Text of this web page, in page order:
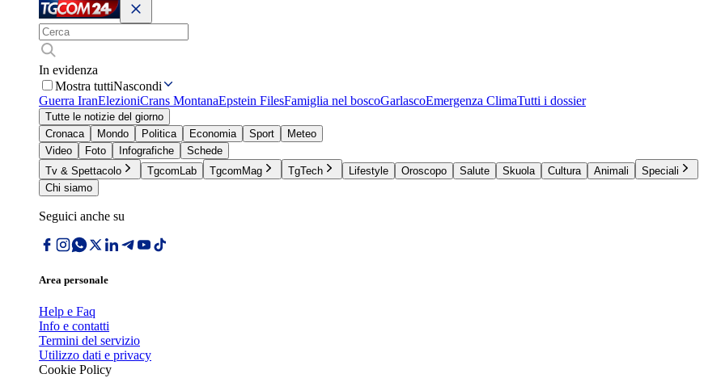
In evidenza
Mostra tuttiNascondi
Guerra IranElezioniCrans MontanaEpstein FilesFamiglia nel boscoGarlascoEmergenza ClimaTutti i dossier
Tutte le notizie del giorno
Cronaca
Mondo Politica Economia Sport
Meteo
Video
Foto Infografiche
Schede
Tv & Spettacolo
TgcomLab TgcomMag TgTech Lifestyle Oroscopo Salute Skuola Cultura Animali
Speciali
Chi siamo
Seguici anche su
Area personale
Help e Faq
Info e contatti
Termini del servizio
Utilizzo dati e privacy
Cookie Policy